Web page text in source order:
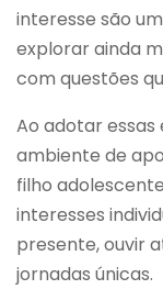
interesse são
explorar ainda
com questões
Ao adotar
ambiente de
filho
interesses
presente, ouvir
jornadas únicas.